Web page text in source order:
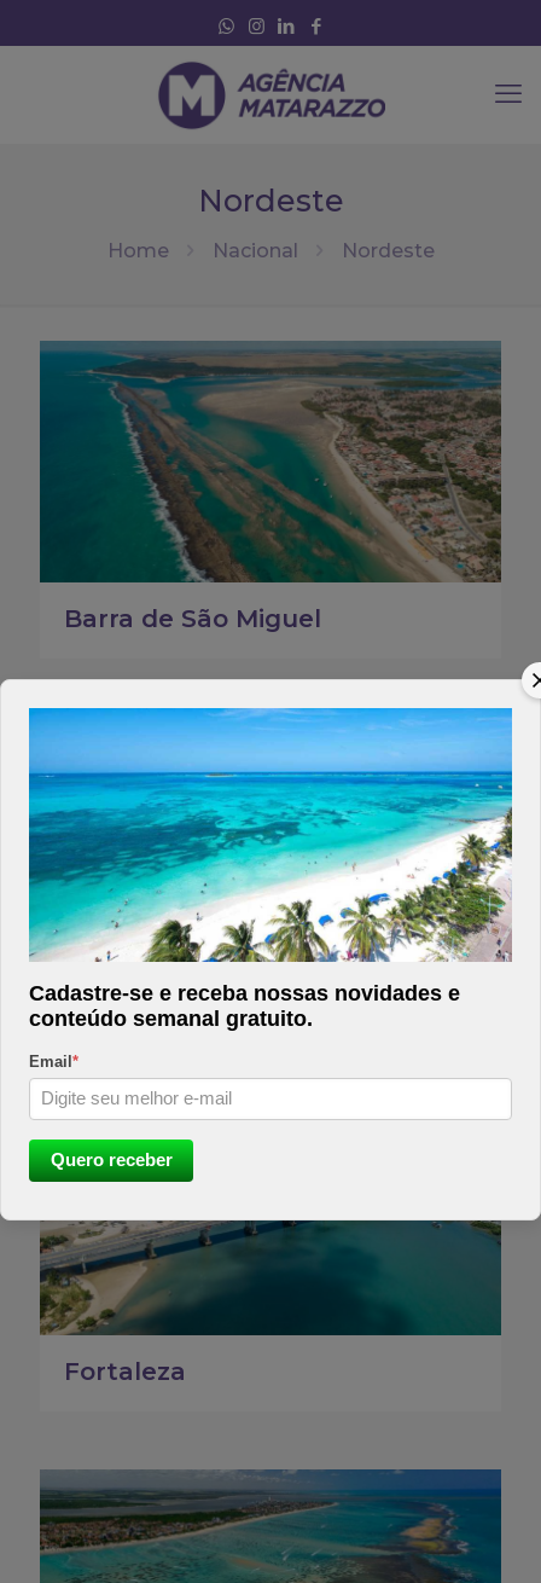
Nordeste
Home Nacional Nordeste
Barra de São Miguel
Fernando de Noronha
Fortaleza
Cadastre-se e receba nossas novidades e
conteúdo semanal gratuito.
Email *
Quero receber